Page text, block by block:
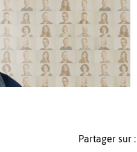
Partager sur :